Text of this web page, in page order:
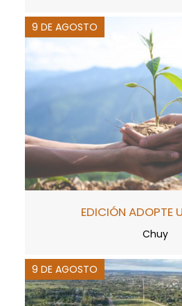
9 DE AGOSTO
EDICIÓN ADOPTE
Chuy
9 DE AGOSTO